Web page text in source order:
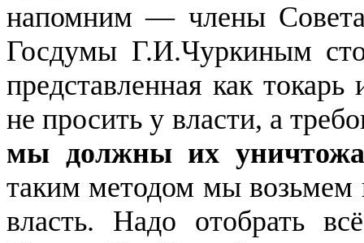
напомним — члены
Госдумы Г.И.Чуркиным
представленная как
не просить у власти, а
мы должны их
таким методом мы
власть. Надо отобрать